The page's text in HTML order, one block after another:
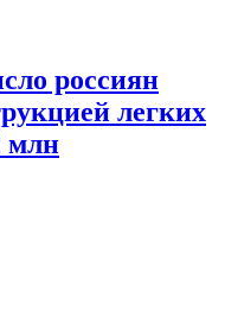
россиян
легких
млн